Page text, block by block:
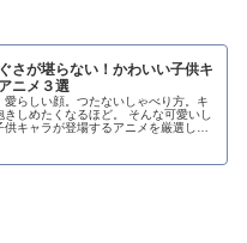
さが堪らない！かわいい子供キ
ニメ３選
愛らしい顔。つたないしゃべり方。キ
きしめたくなるほど。 そんな可愛いし
供キャラが登場するアニメを厳選して
イファミリー） 出典：エンスカイ